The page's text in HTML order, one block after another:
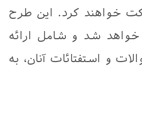
خواهند کرد. این طرح
خواهد شد و شامل ارائه
و استفتائات آنان، به